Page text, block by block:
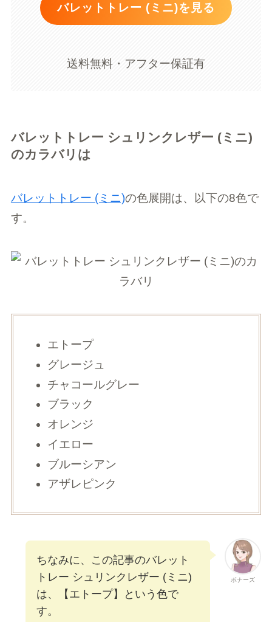
バレットトレー (ミニ)を見る
送料無料・アフター保証有
バレットトレー シュリンクレザー (ミニ)
のカラバリは
バレットトレー (ミニ)の色展開は、以下の8色で
す。
エトープ
グレージュ
チャコールグレー
ブラック
オレンジ
イエロー
ブルーシアン
アザレピンク
ボナーズ
ちなみに、この記事のバレット
トレー シュリンクレザー (ミニ)
は、【エトープ】という色で
す。